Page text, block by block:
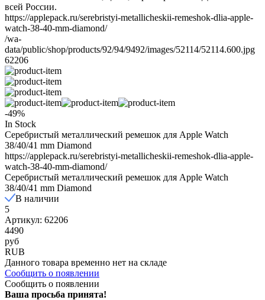
всей России.
https://applepack.ru/serebristyi-metallicheskii-remeshok-dlia-apple-
watch-38-40-mm-diamond/
/wa-
data/public/shop/products/92/94/9492/images/52114/52114.600.jpg
62206
-49%
In Stock
Серебристый металлический ремешок для Apple Watch
38/40/41 mm Diamond
https://applepack.ru/serebristyi-metallicheskii-remeshok-dlia-apple-
watch-38-40-mm-diamond/
Серебристый металлический ремешок для Apple Watch
38/40/41 mm Diamond
В наличии
5
Артикул: 62206
4490
руб
RUB
Данного товара временно нет на складе
Сообщить о появлении
Сообщить о появлении
Ваша просьба принята!